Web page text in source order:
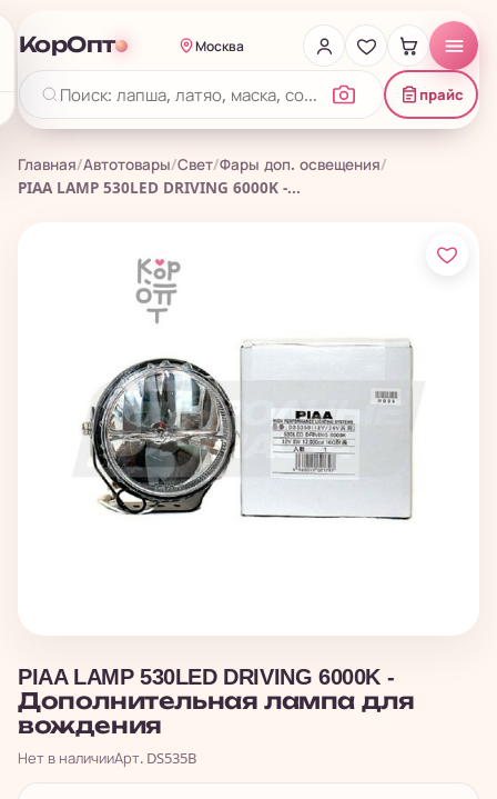
КорОпт Москва
прайс
Главная/Автотовары/Свет/Фары доп. освещения/
PIAA LAMP 530LED DRIVING 6000K -...
PIAA LAMP 530LED DRIVING 6000K -
Дополнительная лампа для
вождения
Нет в наличииАрт. DS535B